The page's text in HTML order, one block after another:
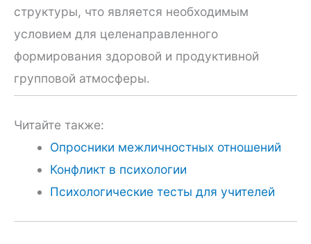
структуры, что является необходимым
условием для целенаправленного
формирования здоровой и продуктивной
групповой атмосферы.
Читайте также:
Опросники межличностных отношений
Конфликт в психологии
Психологические тесты для учителей